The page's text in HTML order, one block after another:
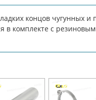
концов чугунных и
в комплекте с